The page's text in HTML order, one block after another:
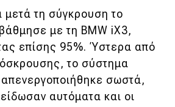
μετά τη σύγκρουση το
με τη BMW iX3,
επίσης 95%. Ύστερα από
το σύστημα
σωστά,
αυτόματα και οι